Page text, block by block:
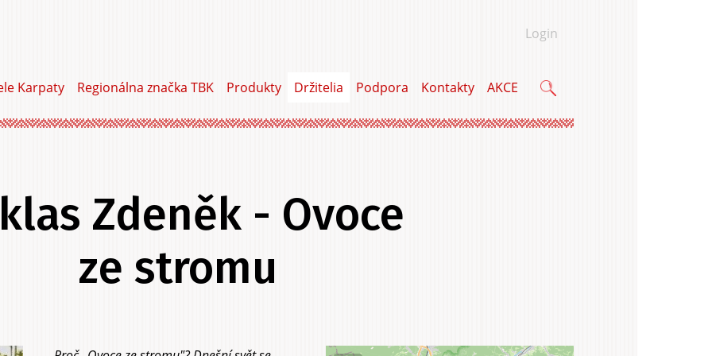
Login
Karpaty Regionálna značka TBK Produkty Držitelia Podpora Kontakty AKCE
Zdeněk - Ovoce
ze stromu